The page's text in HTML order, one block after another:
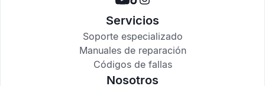
Servicios
Soporte especializado
Manuales de reparación
Códigos de fallas
Nosotros